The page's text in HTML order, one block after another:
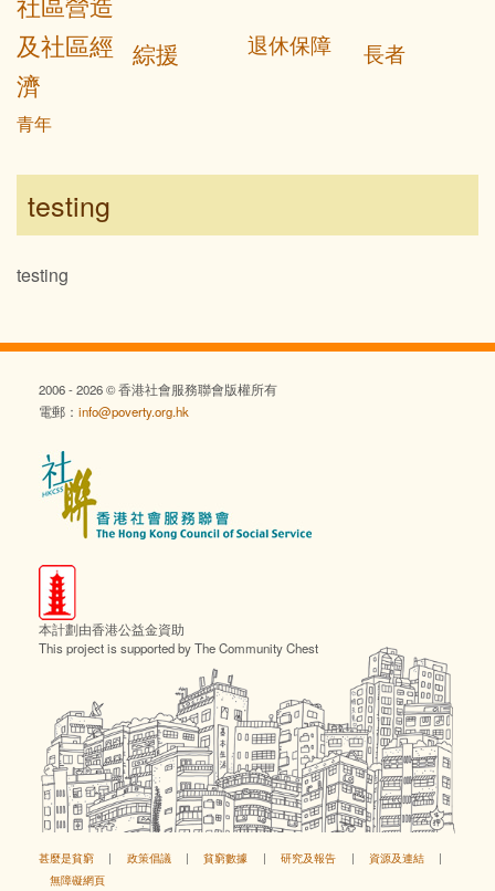
及社區經
濟
綜援 退休保障 長者
青年
testing
testing
2006 - 2026 © 香港社會服務聯會版權所有
電郵： info@poverty.org.hk
本計劃由香港公益金資助
This project is supported by The Community Chest
甚麼是貧窮 | 政策倡議 | 貧窮數據 | 研究及報告 | 資源及連結
|
無障礙網頁